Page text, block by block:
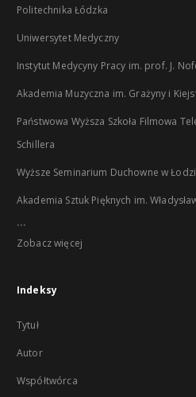
Politechnika Łódzka
Uniwersytet Medyczny
Instytut Medycyny Pracy im. prof. J.
Akademia Muzyczna im. Grażyny i
Państwowa Wyższa Szkoła Filmowa
Schillera
Wyższe Seminarium Duchowne w Łodzi
Akademia Sztuk Pięknych im.
...
Zobacz więcej
Indeksy
Tytuł
Autor
Współtwórca